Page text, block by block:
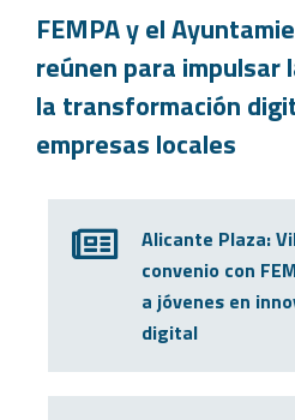
FEMPA y el
reúnen para impulsar
la transformación
empresas locales
Alicante Plaza:
convenio con
a jóvenes en
digital